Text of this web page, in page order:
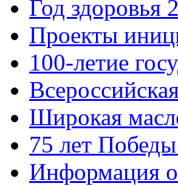
Год здоровья
Проекты
100-летие
Широкая
75 лет
Информация